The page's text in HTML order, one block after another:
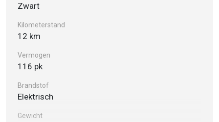
Zwart
Kilometerstand
12 km
Vermogen
116 pk
Brandstof
Elektrisch
Gewicht